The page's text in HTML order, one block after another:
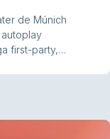
de Múnich
first-party,